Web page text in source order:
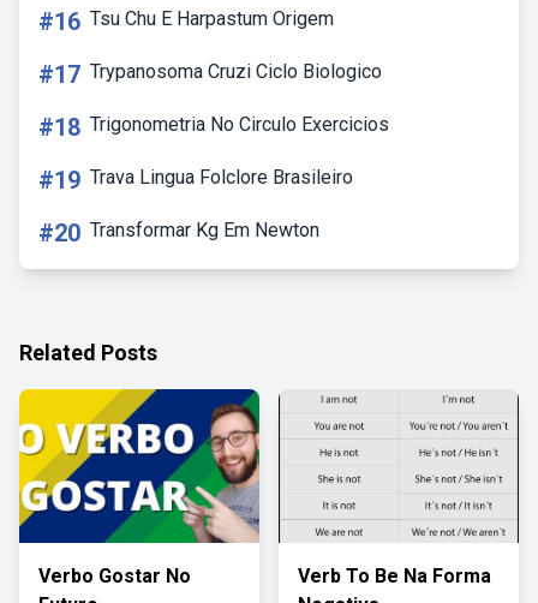
#16 Tsu Chu E Harpastum Origem
#17 Trypanosoma Cruzi Ciclo Biologico
#18 Trigonometria No Circulo Exercicios
#19 Trava Lingua Folclore Brasileiro
#20 Transformar Kg Em Newton
Related Posts
Verbo Gostar No
Verb To Be Na Forma